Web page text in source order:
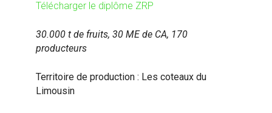
Télécharger le diplôme ZRP
30.000 t de fruits, 30 ME de CA, 170
producteurs
Territoire de production : Les coteaux du
Limousin